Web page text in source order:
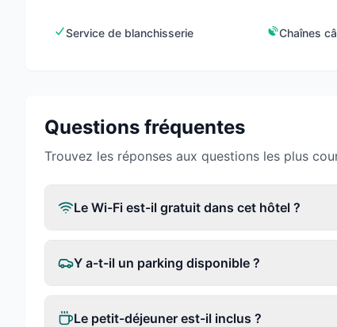
Service de blanchisserie Chaînes
Questions fréquentes
Trouvez les réponses aux questions les plus
Le Wi-Fi est-il gratuit dans cet hôtel ?
Y a-t-il un parking disponible ?
Le petit-déjeuner est-il inclus ?